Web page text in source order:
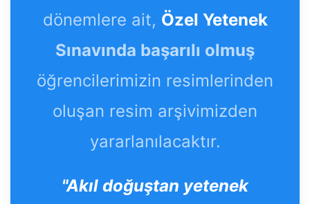
dönemlere ait, Özel Yetenek
Sınavında başarılı olmuş
öğrencilerimizin resimlerinden
oluşan resim arşivimizden
yararlanılacaktır.
"Akıl doğuştan yetenek